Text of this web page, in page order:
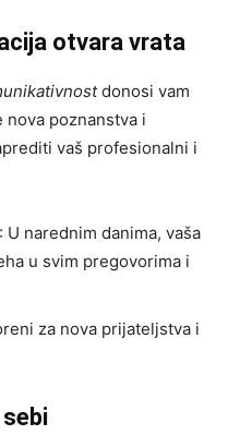
otvara vrata
donosi vam
poznanstva i
vaš profesionalni i
: U narednim danima, vaša
u svim pregovorima i
za nova prijateljstva i